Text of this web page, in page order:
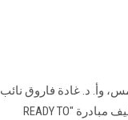
وأ. د. غادة فاروق نائب
رئيس الجامعة لشئون المجتمع وتنمية البيئة، نظم مركز التوظيف مبادرة "READY TO